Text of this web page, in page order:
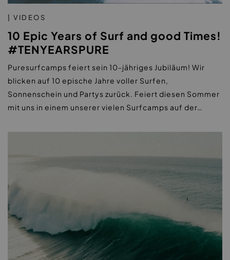
| VIDEOS
10 Epic Years of Surf and good Times!
#TENYEARSPURE
Puresurfcamps feiert sein 10-jähriges Jubiläum! Wir
blicken auf 10 epische Jahre voller Surfen,
Sonnenschein und Partys zurück. Feiert diesen Sommer
mit uns in einem unserer vielen Surfcamps auf der…